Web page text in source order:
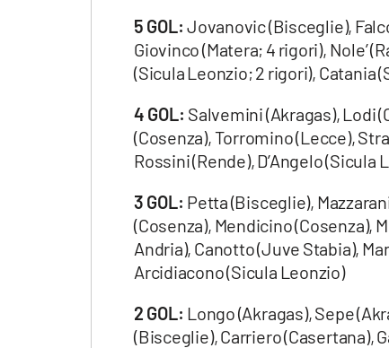
5 GOL: Jovanovic (Bisceglie),
Giovinco (Matera; 4 rigori), Nole’
(Sicula Leonzio; 2 rigori), Catania
4 GOL: Salvemini (Akragas), Lodi
(Cosenza), Torromino (Lecce),
Rossini (Rende), D’Angelo
3 GOL: Petta (Bisceglie),
(Cosenza), Mendicino (Cosenza),
Andria), Canotto (Juve Stabia),
Arcidiacono (Sicula Leonzio)
2 GOL: Longo (Akragas), Sepe
(Bisceglie), Carriero (Casertana),